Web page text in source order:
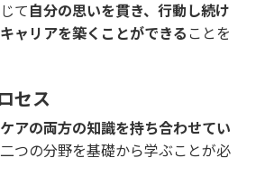
て 自分の思いを貫き、行動し続け
ャリアを築くことができる ことを
セス
アの両方の知識を持ち合わせてい
つの分野を基礎から学ぶことが必